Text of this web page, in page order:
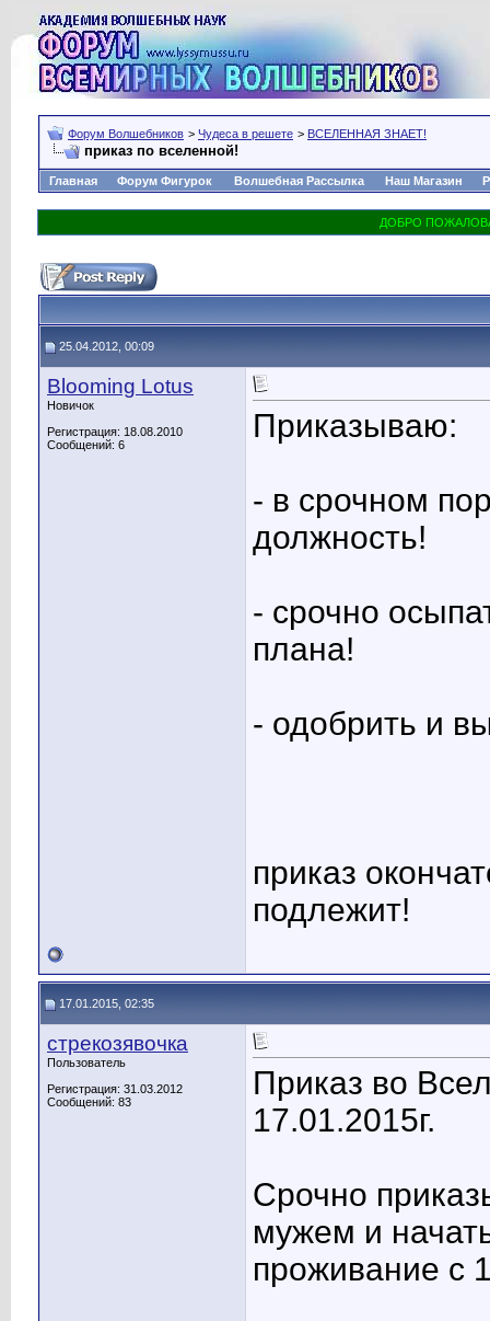
Форум Волшебников > Чудеса в решете > ВСЕЛЕННАЯ ЗНАЕТ!
приказ по вселенной!
Главная Форум Фигурок Волшебная Рассылка Наш Магазин
25.04.2012, 00:09
Blooming Lotus
Новичок
Регистрация: 18.08.2010
Сообщений: 6
Приказываю:
- в срочном
должность!
- срочно
плана!
- одобрить и
приказ
подлежит!
17.01.2015, 02:35
стрекозявочка
Пользователь
Регистрация: 31.03.2012
Сообщений: 83
Приказ во
17.01.2015г.
Срочно
мужем и
проживание с